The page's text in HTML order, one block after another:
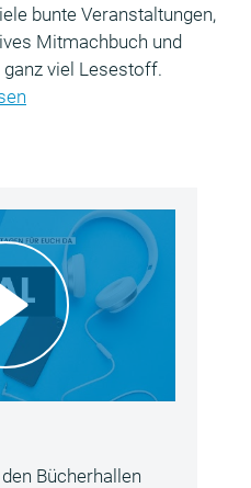
bunte Veranstaltungen,
Mitmachbuch und
viel Lesestoff.
Bücherhallen